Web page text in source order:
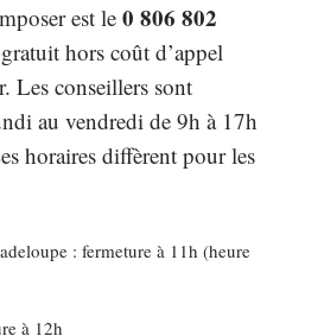
est le0 806 802
hors coût d’appel
Les conseillers sont
au vendredi de 9h à 17h
horaires diffèrent pour les
: fermeture à 11h (heure
à 12h